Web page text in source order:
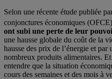
Selon une récente étude publiée
conjonctures économiques (OFCE)
ont subi une perte de leur
une hausse globale du coût de la
hausse des prix de l’énergie et
nombreux produits alimentaires.
entendre que la situation
cours des semaines et des mois à